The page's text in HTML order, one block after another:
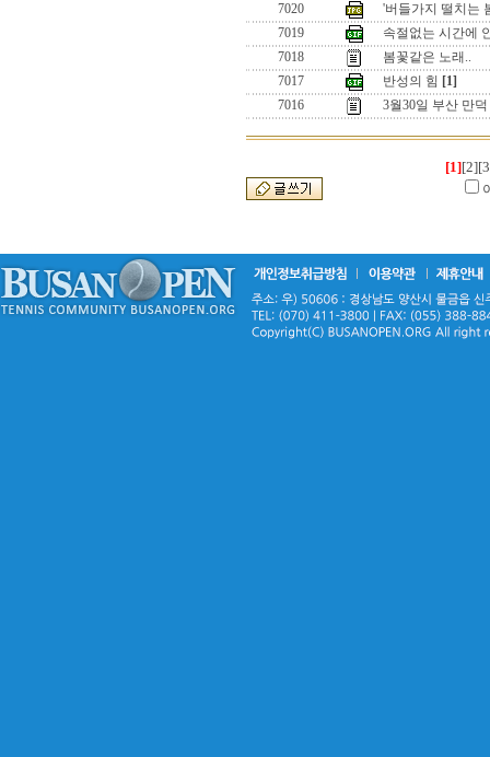
7020
'버들가지 떨치는
7019
속절없는 시간에
7018
봄꽃같은 노래..
7017
반성의 힘 [1]
7016
3월30일 부산 만
[1][2]